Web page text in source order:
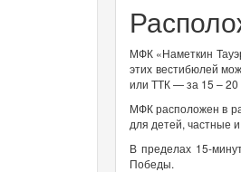
МФК «Наметкин
этих вестибюлей
или ТТК — за 15 – 20
МФК расположен в
для детей, частные
В пределах 15-
Победы.